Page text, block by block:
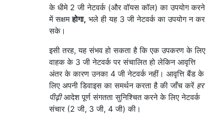
के धीमे 2 जी नेटवर्क (और वॉयस कॉल) का उपयोग करने
में सक्षमहोगा, भले ही यह 3 जी नेटवर्क का उपयोग न कर
सके।
इसी तरह, यह संभव हो सकता है कि एक उपकरण के लिए
वाहक के 3 जी नेटवर्क पर संचालित हो लेकिन आवृत्ति
अंतर के कारण उनका 4 जी नेटवर्क नहीं। आवृत्ति बैंड के
लिए अपनी डिवाइस का समर्थन करता है की जाँच करें हर
पीढ़ीआदेश पूर्ण संगतता सुनिश्चित करने के लिए नेटवर्क
संचार (2 जी, 3 जी, 4 जी) की।